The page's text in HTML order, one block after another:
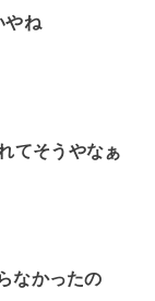
やね
てそうやなぁ
なかったの